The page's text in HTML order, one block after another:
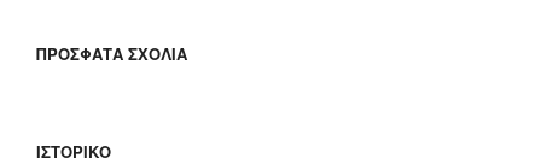
ΠΡΌΣΦΑΤΑ ΣΧΌΛΙΑ
ΙΣΤΟΡΙΚΌ